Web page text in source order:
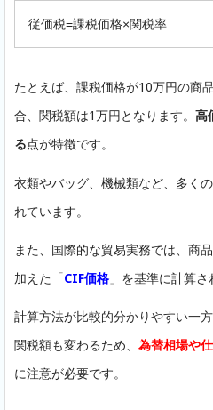
従価税=課税価格×関税率
たとえば、課税価格が10万円の商
合、関税額は1万円となります。 高
る点が特徴です。
衣類やバッグ、機械類など、多く
れています。
また、国際的な貿易実務では、商
加えた「CIF価格 」を基準に計算さ
計算方法が比較的分かりやすい一
関税額も変わるため、 為替相場や
に注意が必要です。